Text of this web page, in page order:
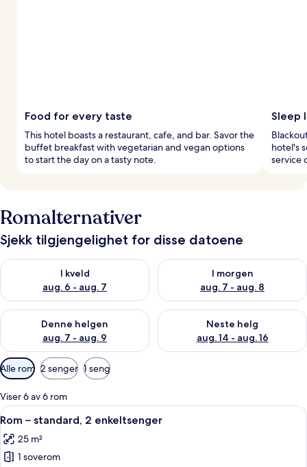
Food for every taste
This hotel boasts a restaurant, cafe, and bar. Savor the
buffet breakfast with vegetarian and vegan options
to start the day on a tasty note.
Sleep
hotel's
service
Romalternativer
Sjekk tilgjengelighet for disse datoene
I kveld
aug. 6 - aug. 7
Sjekk tilgjengelighet for i kveld, aug. 6 - aug. 7
I morgen
aug. 7 - aug. 8
Sjekk tilgjengelighet for i
Denne helgen
aug. 7 - aug. 9
Sjekk tilgjengelighet for denne helgen, aug. 7 - aug. 9
Neste helg
aug. 14 - aug. 16
Sjekk tilgjengelighet for neste
Tilgjengelige
filtre
for
rom
Alle rom 2 senger 1 seng
Viser 6 av 6 rom
Åpne
alle
bildene
av
Rom – standard, 2 enkeltsenger |
5
Rom – standard, 2 enkeltsenger
25 m²
1 soverom